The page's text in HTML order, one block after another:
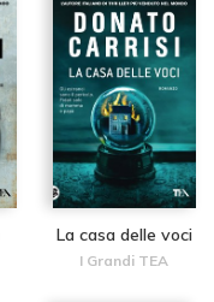
La casa delle voci
I Grandi TEA